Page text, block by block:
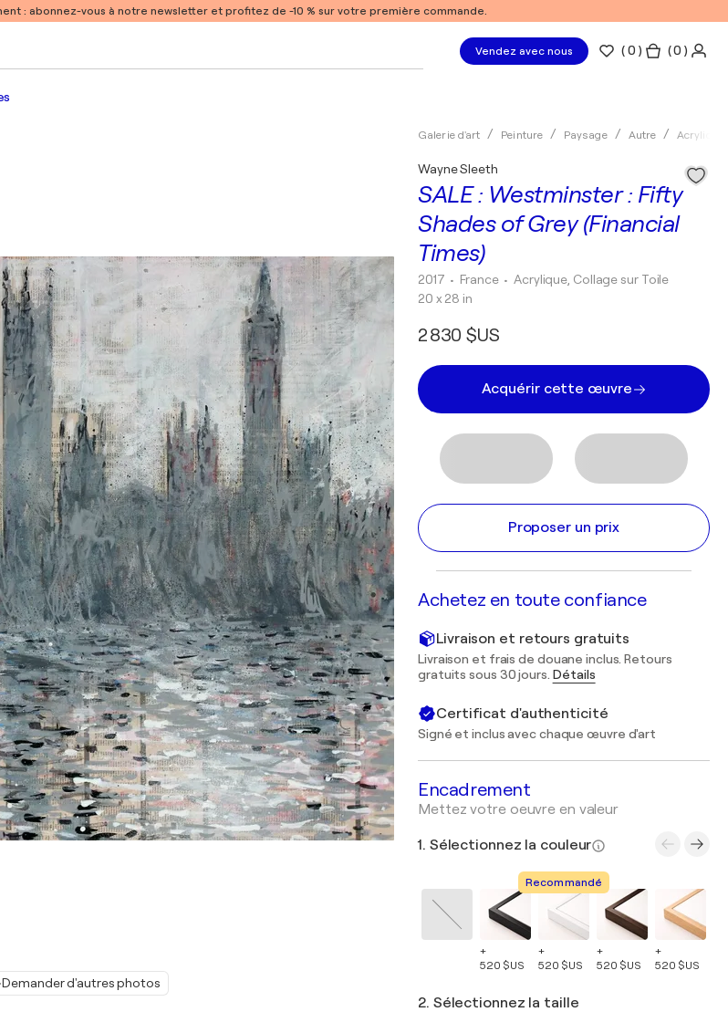
: abonnez-vous à notre newsletter et profitez de -10 % sur votre première commande.
Vendez avec nous (0 ) ( 0 )
Demander d'autres photos
Galerie d'art Peinture Paysage Autre Acrylique
SALE : Westminster : Fifty
Shades of Grey (Financial
Times)
Wayne Sleeth
2017 • France •Acrylique, Collage sur Toile
20 x 28 in
2 830 $US
Acquérir cette œuvre
Proposer un prix
Achetez en toute confiance
Livraison et retours gratuits
Livraison et frais de douane inclus. Retours
gratuits sous 30 jours. Détails
Certificat d'authenticité
Signé et inclus avec chaque œuvre d'art
Encadrement
Mettez votre oeuvre en valeur
1. Sélectionnez la couleur
+
520 $US
Recommandé
+
520 $US
+
520 $US
+
520 $US
2. Sélectionnez la taille